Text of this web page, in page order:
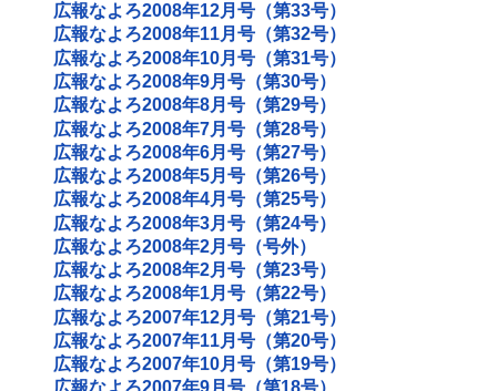
広報なよろ2008年12月号（第33号）
広報なよろ2008年11月号（第32号）
広報なよろ2008年10月号（第31号）
広報なよろ2008年9月号（第30号）
広報なよろ2008年8月号（第29号）
広報なよろ2008年7月号（第28号）
広報なよろ2008年6月号（第27号）
広報なよろ2008年5月号（第26号）
広報なよろ2008年4月号（第25号）
広報なよろ2008年3月号（第24号）
広報なよろ2008年2月号（号外）
広報なよろ2008年2月号（第23号）
広報なよろ2008年1月号（第22号）
広報なよろ2007年12月号（第21号）
広報なよろ2007年11月号（第20号）
広報なよろ2007年10月号（第19号）